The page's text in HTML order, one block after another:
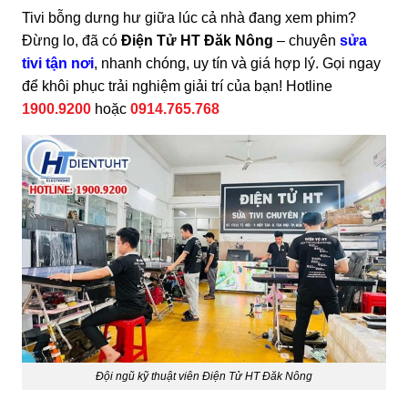
Tivi bỗng dưng hư giữa lúc cả nhà đang xem phim?
Đừng lo, đã có Điện Tử HT Đăk Nông – chuyên sửa
tivi tận nơi, nhanh chóng, uy tín và giá hợp lý. Gọi ngay
để khôi phục trải nghiệm giải trí của bạn! Hotline
1900.9200 hoặc 0914.765.768
Đội ngũ kỹ thuật viên Điện Tử HT Đăk Nông